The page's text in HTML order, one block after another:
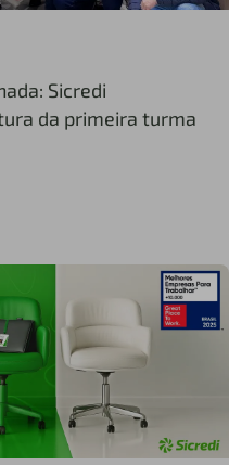
Sicredi
da primeira turma